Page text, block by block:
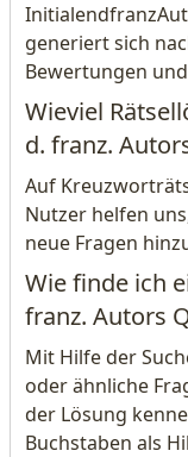
generiert sich
Bewertungen
Wieviel
d. franz.
Auf
Nutzer helfen
neue Fragen
Wie finde ich
franz. Autors
Mit Hilfe der
oder ähnliche
der Lösung
Buchstaben als